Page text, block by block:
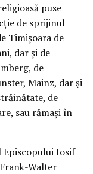
puse
de sprijinul
Timișoara de
dar și de
de
Mainz, dar și
de
sau rămași în
Episcopului Iosif
Walter